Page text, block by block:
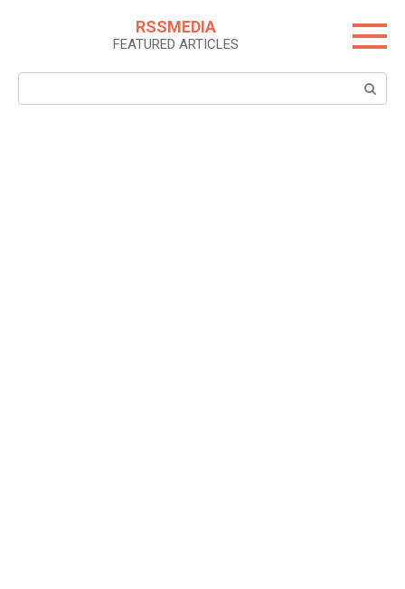
RSSMEDIA
FEATURED ARTICLES
Search: